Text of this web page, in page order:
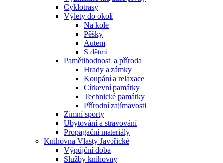
Cyklotrasy
Výlety do okolí
Na kole
Pěšky
Autem
S dětmi
Pamětihodnosti a příroda
Hrady a zámky
Koupání a relaxace
Církevní památky
Technické památky
Přírodní zajímavosti
Zimní sporty
Ubytování a stravování
Propagační materiály
Knihovna Vlasty Javořické
Výpůjční doba
Služby knihovny